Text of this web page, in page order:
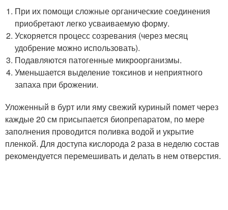
При их помощи сложные органические соединения
приобретают легко усваиваемую форму.
Ускоряется процесс созревания (через месяц
удобрение можно использовать).
Подавляются патогенные микроорганизмы.
Уменьшается выделение токсинов и неприятного
запаха при брожении.
Уложенный в бурт или яму свежий куриный помет через
каждые 20 см присыпается биопрепаратом, по мере
заполнения проводится поливка водой и укрытие
пленкой. Для доступа кислорода 2 раза в неделю состав
рекомендуется перемешивать и делать в нем отверстия.